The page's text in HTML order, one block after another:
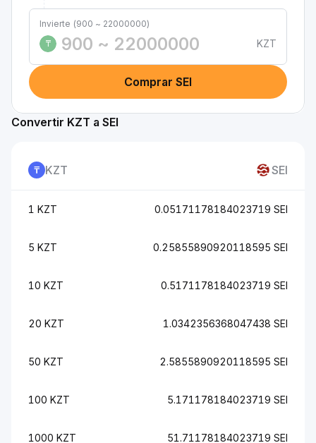
Invierte (900 ~ 22000000)
₸
KZT
Comprar SEI
Convertir KZT a SEI
KZT SEI
1 KZT 0.05171178184023719 SEI
5 KZT 0.25855890920118595 SEI
10 KZT 0.5171178184023719 SEI
20 KZT 1.0342356368047438 SEI
50 KZT 2.5855890920118595 SEI
100 KZT 5.171178184023719 SEI
1000 KZT 51.71178184023719 SEI